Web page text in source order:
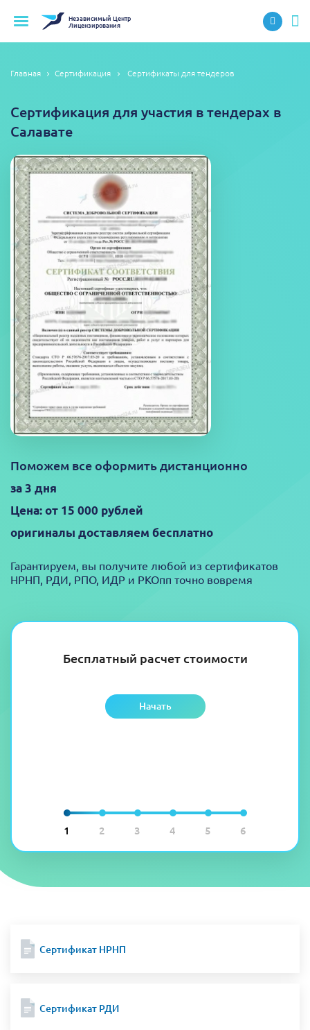
НезависимыйЦентр
Лицензирования
Главная Сертификация Сертификаты для тендеров
1 2 3 4 5 6
Бесплатный расчет стоимости
Начать
Сертификация для участия в тендерах в
Салавате
Поможем все оформить дистанционно
за 3 дня
Цена: от 15 000 рублей
оригиналы доставляем бесплатно
Гарантируем, вы получите любой из сертификатов
НРНП, РДИ, РПО, ИДР и РКОпп точно вовремя
Сертификат НРНП
Сертификат РДИ